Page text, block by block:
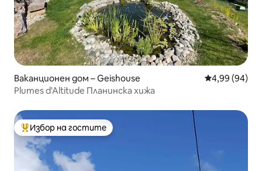
Ваканционен дом – Geishouse Средна
4,99 (94)
Plumes d'Altitude Планинска хижа
Най-популярен избор на гостите
Избор на гостите